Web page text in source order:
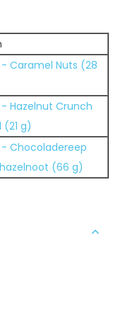
- Caramel Nuts (28
- Hazelnut Crunch
g)
- Chocoladereep
(66 g)